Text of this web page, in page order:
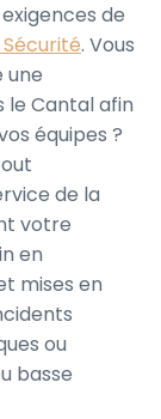
de
. Vous
une
Cantal afin
équipes ?
de la
votre
en
mises en
ou
basse